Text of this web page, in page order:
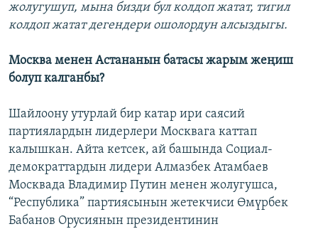
жолугушуп, мына бизди бул колдоп жатат, тигил
колдоп жатат дегендери ошолордун алсыздыгы.
Москва менен Астананын батасы жарым жеңиш
болуп калганбы?
Шайлоону утурлай бир катар ири саясий
партиялардын лидерлери Москвага каттап
калышкан. Айта кетсек, ай башында Социал-
демократтардын лидери Алмазбек Атамбаев
Москвада Владимир Путин менен жолугушса,
“Республика” партиясынын жетекчиси Өмүрбек
Бабанов Орусиянын президентинин